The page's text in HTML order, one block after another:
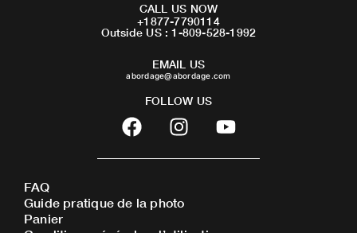
CALL US NOW
+1877-7790114
Outside US : 1-809-528-1992
EMAIL US
abordage@abordage.com
FOLLOW US
F
a
c
b
o
I
n
s
a
g
Y
o
u
FAQ
Guide pratique de la photo
Panier